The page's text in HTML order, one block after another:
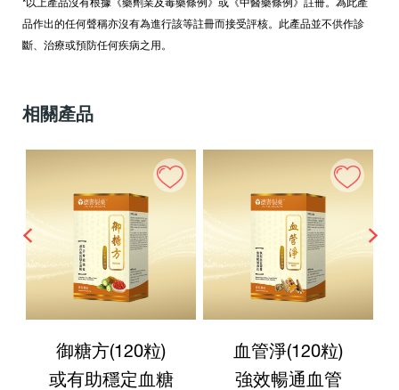
品作出的任何聲稱亦沒有為進行該等註冊而接受評核。此產品並不供作診
斷、治療或預防任何疾病之用。
相關產品
御糖方(120粒)
或有助穩定血糖
血管淨(120粒)
強效暢通血管